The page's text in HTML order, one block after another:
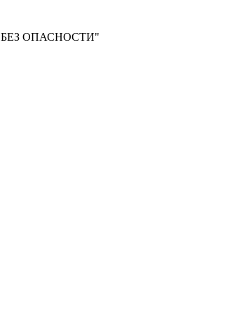
ОПАСНОСТИ"